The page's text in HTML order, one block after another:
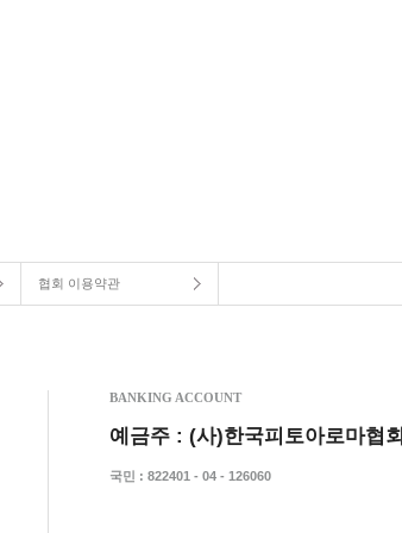
협회 이용약관
BANKING ACCOUNT
예금주 : (사)한국피토아로마협회
국민 : 822401 - 04 - 126060